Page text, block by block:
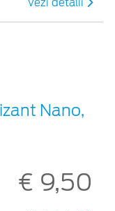
Vezi detalii
Nano,
€ 9,50